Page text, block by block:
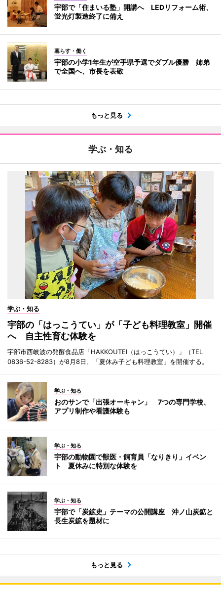
宇部で「住まいる塾」開講へ LEDリフォーム術、
蛍光灯製造終了に備え
暮らす・働く
宇部の小学1年生が空手県予選でダブル優勝 姉弟
で全国へ、市長を表敬
もっと見る
学ぶ・知る
学ぶ・知る
宇部の「はっこうてい」が「子ども料理教室」開催
へ 自主性育む体験を
宇部市西岐波の発酵食品店「HAKKOUTEI（はっこうてい）」（TEL
0836-52-8283）が8月8日、「夏休み子ども料理教室」を開催する。
学ぶ・知る
おのサンで「出張オーキャン」 7つの専門学校、
アプリ制作や看護体験も
学ぶ・知る
宇部の動物園で獣医・飼育員「なりきり」イベン
ト 夏休みに特別な体験を
学ぶ・知る
宇部で「炭鉱史」テーマの公開講座 沖ノ山炭鉱と
長生炭鉱を題材に
もっと見る